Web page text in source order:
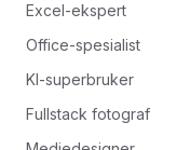
Excel-ekspert
Office-spesialist
KI-superbruker
Fullstack fotograf